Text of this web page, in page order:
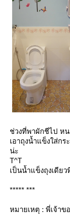
ช่วงที่พาผักชีไป ห
เอาถุงน้ำแข็งใส่ก
น่ะ
T^T
เป็นน้ำแข็งถุงเดีย
***** ***
หมายเหตุ : พี่เจ้าข